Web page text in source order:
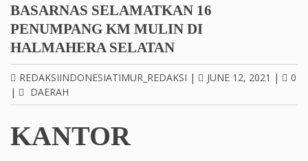
BASARNAS SELAMATKAN 16
PENUMPANG KM MULIN DI
HALMAHERA SELATAN
REDAKSIINDONESIATIMUR_REDAKSI | JUNE 12, 2021 |
0
|
DAERAH
KANTOR